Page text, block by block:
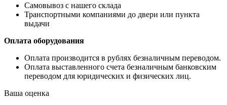
Самовывоз с нашего склада
Транспортными компаниями до двери или пункта
выдачи
Оплата оборудования
Оплата производится в рублях безналичным переводом.
Оплата выставленного счета безналичным банковским
переводом для юридических и физических лиц.
Ваша оценка